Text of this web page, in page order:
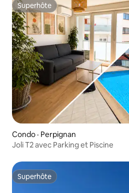
Superhôte
Superhôte
Condo · Perpignan
Joli T2 avec Parking et Piscine
Superhôte
Superhôte